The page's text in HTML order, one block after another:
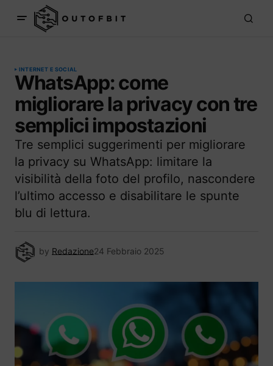
INTERNET E SOCIAL
WhatsApp: come
migliorare la privacy con tre
semplici impostazioni
Tre semplici suggerimenti per migliorare
la privacy su WhatsApp: limitare la
visibilità della foto del profilo, nascondere
l’ultimo accesso e disabilitare le spunte
blu di lettura.
by Redazione24 Febbraio 2025